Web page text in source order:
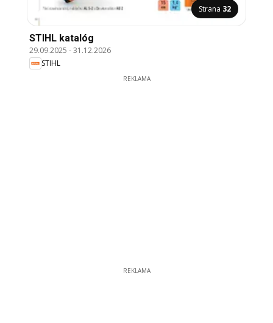
Strana 32
STIHL katalóg
29.09.2025 -31.12.2026
STIHL
REKLAMA
REKLAMA